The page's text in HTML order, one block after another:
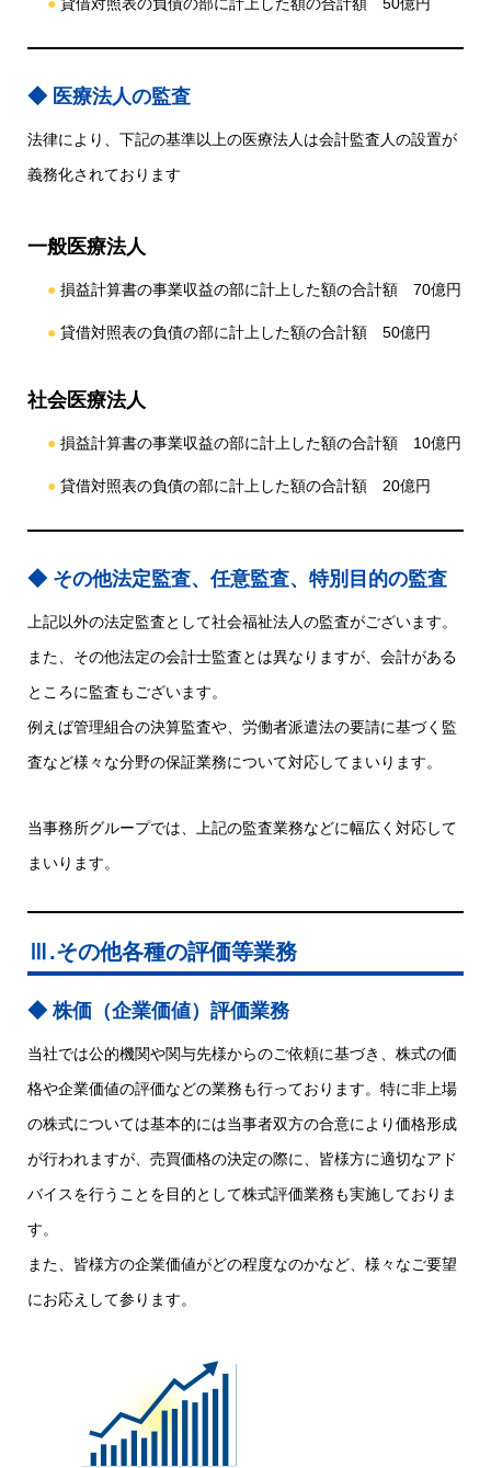
医療法人の監査
法律により、下記の基準以上の医療法人は会計監査人の設置が
義務化されております
一般医療法人
損益計算書の事業収益の部に計上した額の合計額 70億円
貸借対照表の負債の部に計上した額の合計額 50億円
社会医療法人
損益計算書の事業収益の部に計上した額の合計額 10億円
貸借対照表の負債の部に計上した額の合計額 20億円
その他法定監査、任意監査、特別目的の監査
上記以外の法定監査として社会福祉法人の監査がございます。
また、その他法定の会計士監査とは異なりますが、会計がある
ところに監査もございます。
例えば管理組合の決算監査や、労働者派遣法の要請に基づく監
査など様々な分野の保証業務について対応してまいります。
当事務所グループでは、上記の監査業務などに幅広く対応して
まいります。
Ⅲ.その他各種の評価等業務
株価（企業価値）評価業務
当社では公的機関や関与先様からのご依頼に基づき、株式の価
格や企業価値の評価などの業務も行っております。特に非上場
の株式については基本的には当事者双方の合意により価格形成
が行われますが、売買価格の決定の際に、皆様方に適切なアド
バイスを行うことを目的として株式評価業務も実施しておりま
す。
また、皆様方の企業価値がどの程度なのかなど、様々なご要望
にお応えして参ります。